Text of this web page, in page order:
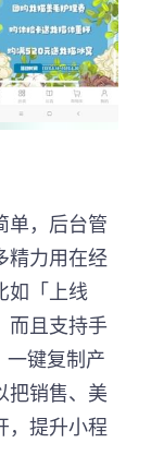
单，后台管
精力用在经
如「上线
而且支持手
一键复制产
把销售、美
，提升小程